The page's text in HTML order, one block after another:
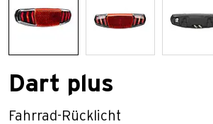
Dart plus
Fahrrad-Rücklicht